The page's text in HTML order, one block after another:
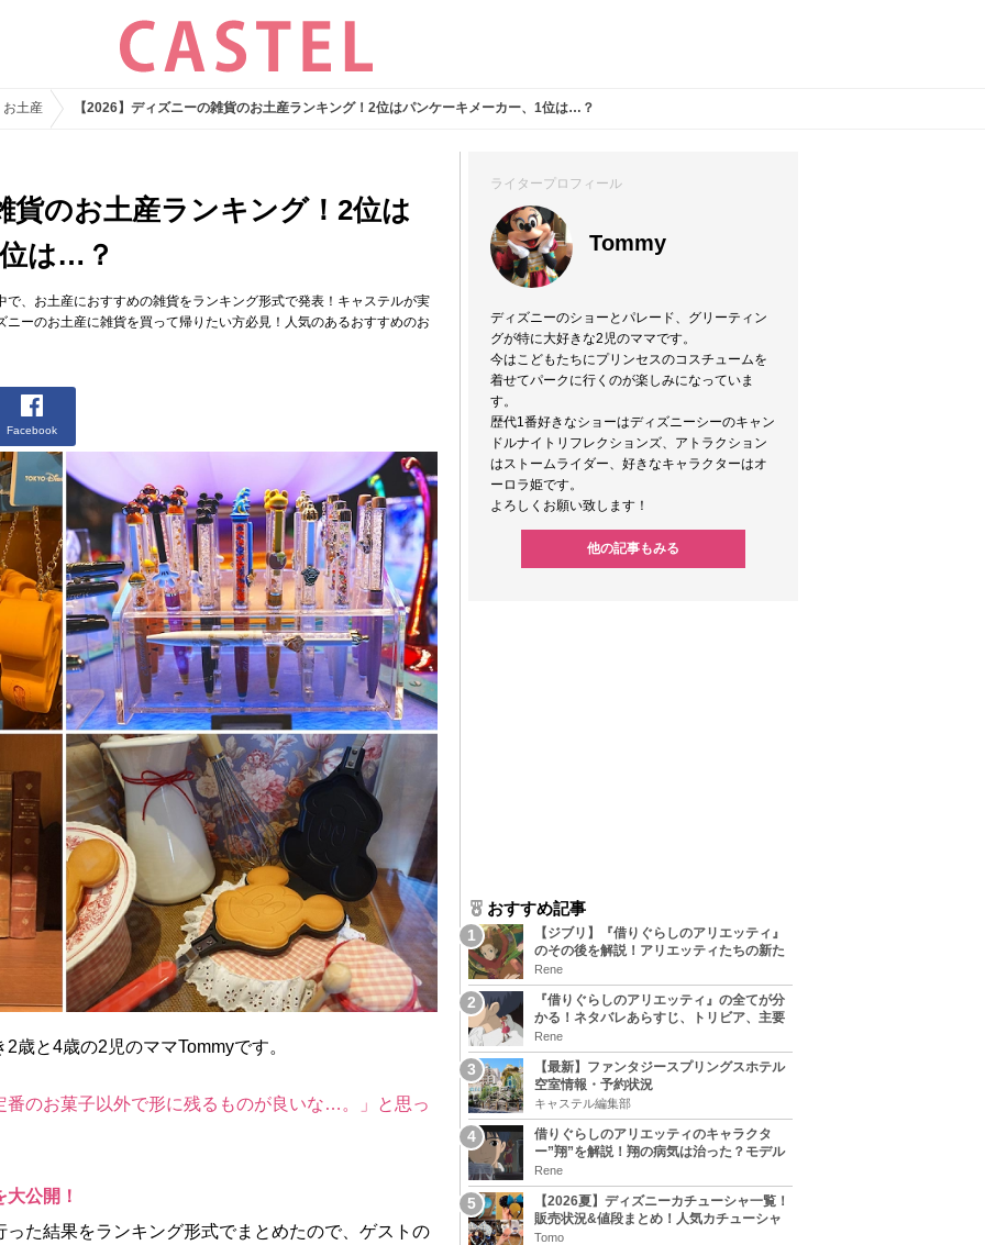
お土産 【2026】ディズニーの雑貨のお土産ランキング！2位はパンケーキメーカー、1位は…？
貨のお土産ランキング！2位は
は…？
、お土産におすすめの雑貨をランキング形式で発表！キャステルが実
ーのお土産に雑貨を買って帰りたい方必見！人気のあるおすすめのお
Facebook
歳と4歳の2児のママTommyです。
のお菓子以外で形に残るものが良いな…。」と思っ
公開！
た結果をランキング形式でまとめたので、ゲストの
ライタープロフィール
Tommy
ディズニーのショーとパレード、グリーティン
グが特に大好きな2児のママです。
今はこどもたちにプリンセスのコスチュームを
着せてパークに行くのが楽しみになっていま
す。
歴代1番好きなショーはディズニーシーのキャン
ドルナイトリフレクションズ、アトラクション
はストームライダー、好きなキャラクターはオ
ーロラ姫です。
よろしくお願い致します！
他の記事もみる
おすすめ記事
【ジブリ】『借りぐらしのアリエッティ』
のその後を解説！アリエッティたちの新た
な住処は？翔の病気は治る？
Rene
『借りぐらしのアリエッティ』の全てが分
かる！ネタバレあらすじ、トリビア、主要
キャラまとめ！
Rene
【最新】ファンタジースプリングスホテル
空室情報・予約状況
キャステル編集部
借りぐらしのアリエッティのキャラクタ
ー”翔”を解説！翔の病気は治った？モデル
は誰？
Rene
【2026夏】ディズニーカチューシャ一覧！
販売状況&値段まとめ！人気カチューシャ
をチェック
Tomo